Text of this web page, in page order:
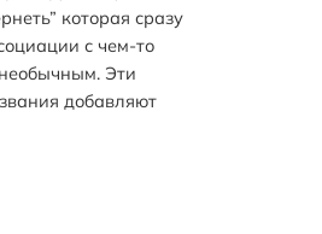
которая сразу
с чем-то
Эти
добавляют